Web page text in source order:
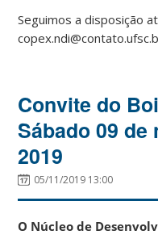
Seguimos a disposição
Convite do
Sábado 09 de
2019
05/11/2019 13:00
O Núcleo de